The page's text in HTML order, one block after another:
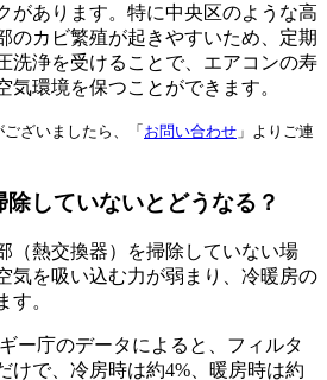
があります。特に中央区のような高
のカビ繁殖が起きやすいため、定期
洗浄を受けることで、エアコンの寿
気環境を保つことができます。
ざいましたら、「 お問い合わせ 」よりご連
していないとどうなる？
（熱交換器）を掃除していない場
気を吸い込む力が弱まり、冷暖房の
す。
ー庁のデータによると、フィルタ
けで、冷房時は約4%、暖房時は約